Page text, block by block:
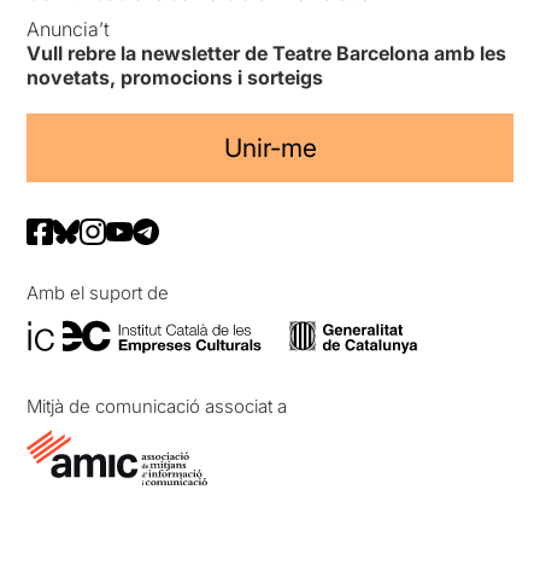
Anuncia’t
Vull rebre la newsletter de Teatre Barcelona amb les
novetats, promocions i sorteigs
Unir-me
Amb el suport de
Mitjà de comunicació associat a